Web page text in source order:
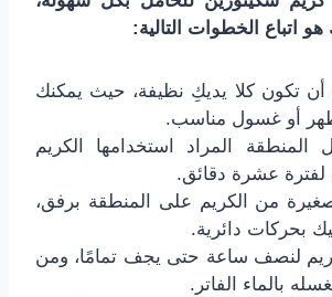
اتباع الخطوات التالية:
أن تكون كلا يديكِ نظيفة، حيث يمكنك
أو غسول مناسب.
المراد استخدامها الكريم
لفترة عشرة دقائق.
من الكريم على المنطقة برفق،
بحركات دائرية.
لنصف ساعة حتى يجف تمامًا، ومن
بالماء الفاتر.